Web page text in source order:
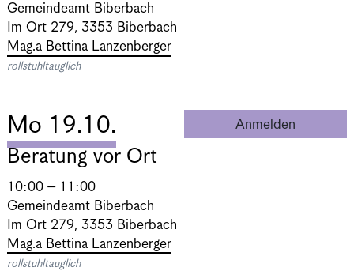
Gemeindeamt Biberbach
Im Ort 279, 3353 Biberbach
Mag.a Bettina Lanzenberger
rollstuhltauglich
Mo 19.10. Anmelden
Beratung vor Ort
10:00 – 11:00
Gemeindeamt Biberbach
Im Ort 279, 3353 Biberbach
Mag.a Bettina Lanzenberger
rollstuhltauglich